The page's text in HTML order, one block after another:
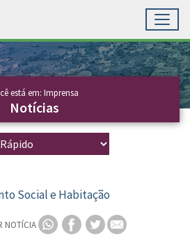
está em: Imprensa
Notícias
Social e Habitação
NOTÍCIA